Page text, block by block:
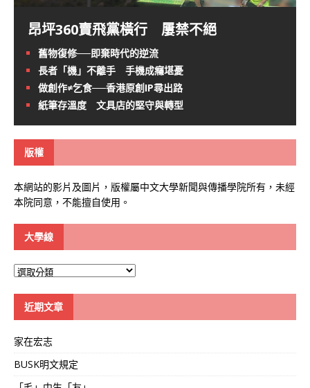
昂坪360賣飛黨橫行 屢禁不絕
舊物復修──即棄時代的逆流
長者「機」不離手 手機成癮堪憂
做創作≠乞食──香港原創IP尋出路
紙筆存溫度 文具店的堅守與轉型
版權
本網站的影片及圖片，版權屬中文大學新聞與傳播學院所有，未經
本院同意，不能擅自使用。
大學線
大
近期文章
家在宏志
BUSK明文規定